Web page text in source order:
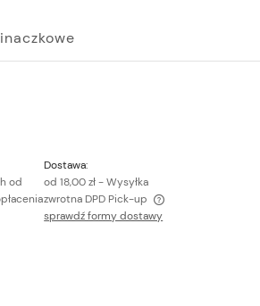
od
Dostawa:
od 18,00 zł - Wysyłka
zwrotna DPD Pick-up
sprawdź formy dostawy